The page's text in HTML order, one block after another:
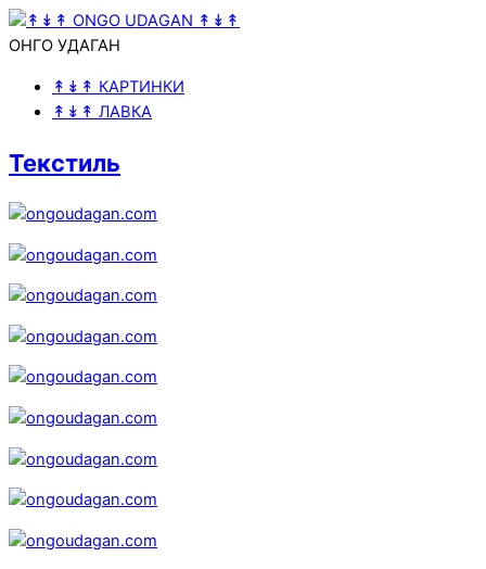
ОНГО УДАГАН
↟↡↟ КАРТИНКИ
↟↡↟ ЛАВКА
Текстиль